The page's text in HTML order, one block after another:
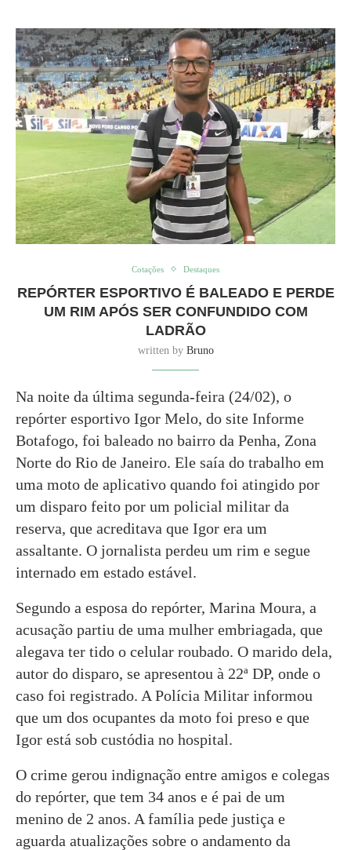
Cotações Destaques
REPÓRTER ESPORTIVO É BALEADO E PERDE
UM RIM APÓS SER CONFUNDIDO COM
LADRÃO
written by Bruno
Na noite da última segunda-feira (24/02), o
repórter esportivo Igor Melo, do site Informe
Botafogo, foi baleado no bairro da Penha, Zona
Norte do Rio de Janeiro. Ele saía do trabalho em
uma moto de aplicativo quando foi atingido por
um disparo feito por um policial militar da
reserva, que acreditava que Igor era um
assaltante. O jornalista perdeu um rim e segue
internado em estado estável.
Segundo a esposa do repórter, Marina Moura, a
acusação partiu de uma mulher embriagada, que
alegava ter tido o celular roubado. O marido dela,
autor do disparo, se apresentou à 22ª DP, onde o
caso foi registrado. A Polícia Militar informou
que um dos ocupantes da moto foi preso e que
Igor está sob custódia no hospital.
O crime gerou indignação entre amigos e colegas
do repórter, que tem 34 anos e é pai de um
menino de 2 anos. A família pede justiça e
aguarda atualizações sobre o andamento da